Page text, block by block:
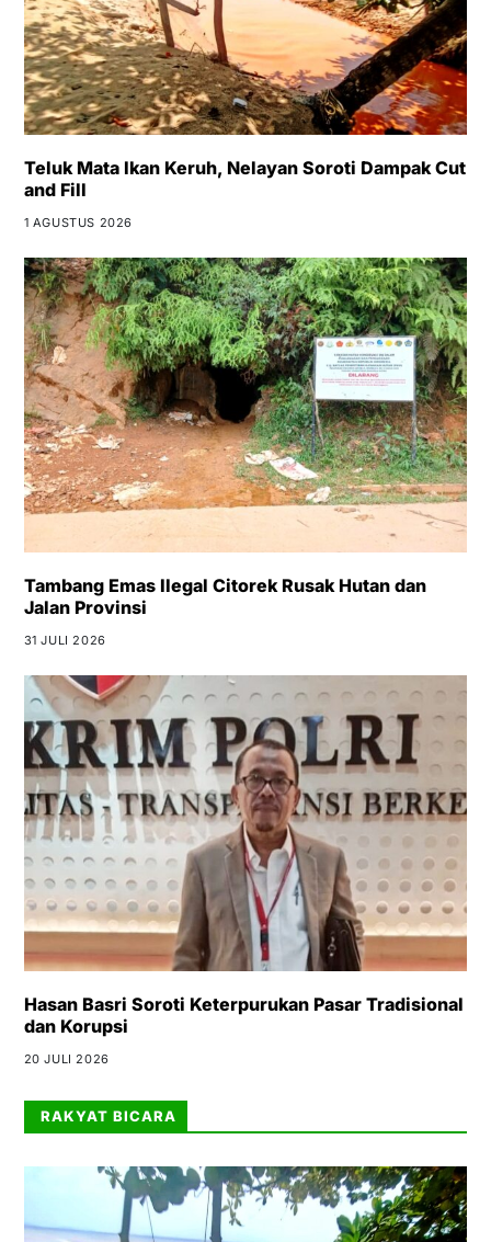
Teluk Mata Ikan Keruh, Nelayan Soroti Dampak Cut
and Fill
1 AGUSTUS 2026
Tambang Emas Ilegal Citorek Rusak Hutan dan
Jalan Provinsi
31 JULI 2026
Hasan Basri Soroti Keterpurukan Pasar Tradisional
dan Korupsi
20 JULI 2026
RAKYAT BICARA